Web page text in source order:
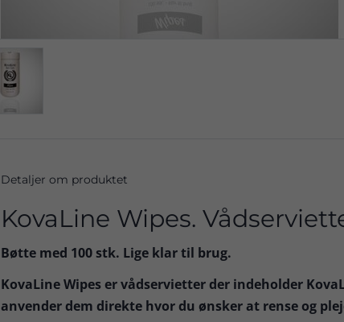
Detaljer om produktet
KovaLine Wipes.
Bøtte med 100 stk. Lige klar til brug.
KovaLine Wipes er vådservietter der indeholder
anvender dem direkte hvor du ønsker at rense og